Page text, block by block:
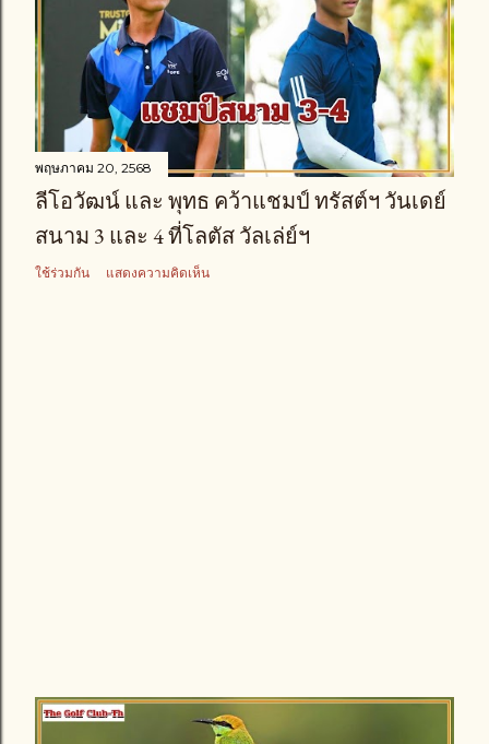
ว
า
ม
พฤษภาคม 20, 2568
ลีโอวัฒน์ และ พุทธ คว้าแชมป์ ทรัสต์ฯ วันเดย์
สนาม 3 และ 4 ที่โลตัส วัลเล่ย์ฯ
ใช้ร่วมกัน แสดงความคิดเห็น